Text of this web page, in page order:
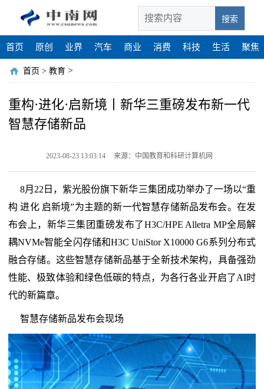
搜索
首页 原创 业界 汽车 商业 消费 科技 生活 聚焦
首页 > 教育 >
重构·进化·启新境丨新华三重磅发布新一代
智慧存储新品
2023-08-23 13:03:14 来源：中国教育和科研计算机网
8月22日，紫光股份旗下新华三集团成功举办了一场以“重
构 进化 启新境”为主题的新一代智慧存储新品发布会。在发
布会上，新华三集团重磅发布了H3C/HPE Alletra MP全局解
耦NVMe智能全闪存储和H3C UniStor X10000 G6系列分布式
融合存储。这些智慧存储新品基于全新技术架构，具备强劲
性能、极致体验和绿色低碳的特点，为各行各业开启了AI时
代的新篇章。
智慧存储新品发布会现场